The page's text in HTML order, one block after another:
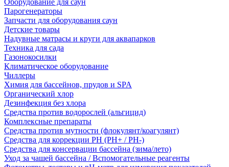
Оборудование для саун
Парогенераторы
Запчасти для оборудования саун
Детские товары
Надувные матрасы и круги для аквапарков
Техника для сада
Газонокосилки
Климатическое оборудование
Чиллеры
Химия для бассейнов, прудов и SPA
Органический хлор
Дезинфекция без хлора
Средства против водорослей (альгицид)
Комплексные препараты
Средства против мутности (флокулянт/коагулянт)
Средства для коррекции PH (PH+ / PH-)
Средства для консервации бассейна (зима/лето)
Уход за чашей бассейна / Вспомогательные реагенты